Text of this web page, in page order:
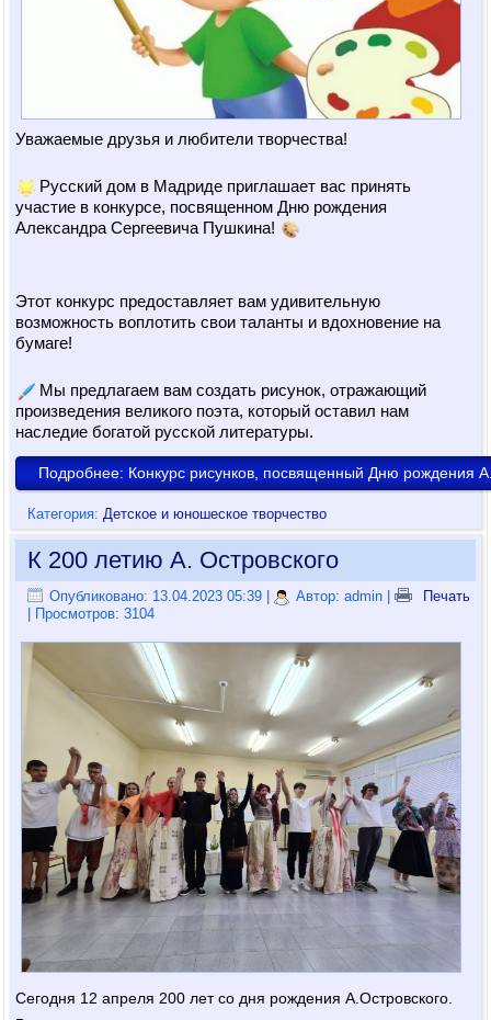
Уважаемые друзья и любители творчества!
Русский дом в Мадриде приглашает вас принять
участие в конкурсе, посвященном Дню рождения
Александра Сергеевича Пушкина!
Этот конкурс предоставляет вам удивительную
возможность воплотить свои таланты и вдохновение на
бумаге!
Мы предлагаем вам создать рисунок, отражающий
произведения великого поэта, который оставил нам
наследие богатой русской литературы.
Подробнее: Конкурс рисунков, посвященный Дню рождения
Категория:Детское и юношеское творчество
К 200 летию А. Островского
Опубликовано: 13.04.2023 05:39 Автор: admin |
Печать
| Просмотров: 3104
Сегодня 12 апреля 200 лет со дня рождения А.Островского.